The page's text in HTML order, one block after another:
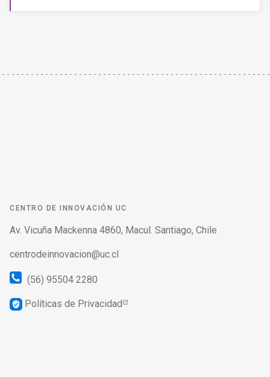
CENTRO DE INNOVACIÓN UC
Av. Vicuña Mackenna 4860, Macul. Santiago, Chile
centrodeinnovacion@uc.cl
(56) 95504 2280
verified_user Políticas de Privacidad